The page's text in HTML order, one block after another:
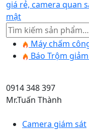
Tìm
kiếm
Máy chấm
Báo Trộm
0914 348 397
Mr.Tuấn Thành
Camera giám sát